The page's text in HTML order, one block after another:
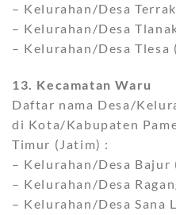
– Kelurahan/Desa
– Kelurahan/Desa
– Kelurahan/Desa Tlesa
13. Kecamatan Waru
Daftar nama Desa/
di Kota/Kabupaten
Timur (Jatim) :
– Kelurahan/Desa Bajur
– Kelurahan/Desa
– Kelurahan/Desa Sana